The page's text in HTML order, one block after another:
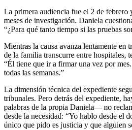
La primera audiencia fue el 2 de febrero
meses de investigación. Daniela
“¿Para qué tanto tiempo si las pruebas
Mientras la causa avanza lentamente en
de la familia transcurre entre hospitales,
“Él tiene que ir a firmar una vez por
todas las semanas.”
La dimensión técnica del expediente
tribunales. Pero detrás del expediente,
palabras de la propia Daniela— no
desde la necesidad: “Yo hablo desde el
único que pido es justicia y que alguien